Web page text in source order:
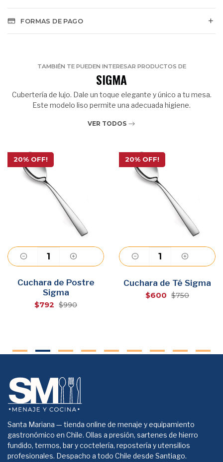
FORMAS DE PAGO
TAMBIÉN TE PUEDEN INTERESAR PRODUCTOS DE
SIGMA
Cubertería de lujo. Dale un toque elegante y único a tu mesa.
Este modelo liso permite una adecuada higiene.
VER TODOS
Agregar
20% OFF!
Cuchara de Postre
Sigma
$792 $990
Agregar
20% OFF!
Cuchara de Té Sigma
$600 $750
Santa Mariana — tienda online de menaje y equipamiento
gastronómico en Chile. Ollas a presión, sartenes de hierro
fundido, termos, bar y coctelería, repostería y utensilios
profesionales. Despacho a todo Chile desde Santiago.